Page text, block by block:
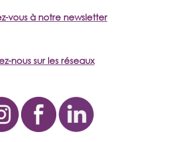
vous à notre newsletter
nous sur les réseaux